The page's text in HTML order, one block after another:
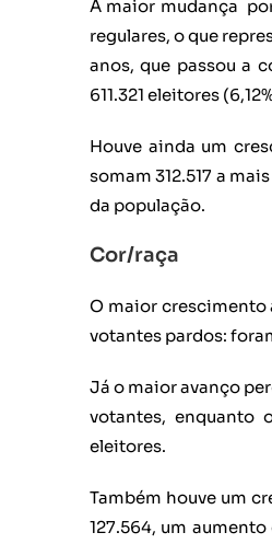
A maior mudança
regulares, o que
anos, que passou a
611.321 eleitores
Houve ainda um
somam 312.517 a
da população.
Cor/raça
O maior crescimento
votantes pardos:
Já o maior avanço
votantes, enquanto
eleitores.
Também houve um
127.564, um